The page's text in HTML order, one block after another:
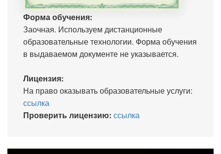
Форма обучения:
Заочная. Используем дистанционные
образовательные технологии. Форма обучения
в выдаваемом документе не указывается.
Лицензия:
На право оказывать образовательные услуги:
ссылка
Проверить лицензию: ссылка